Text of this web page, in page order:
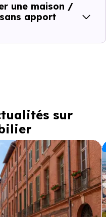
une maison /
apport
sur